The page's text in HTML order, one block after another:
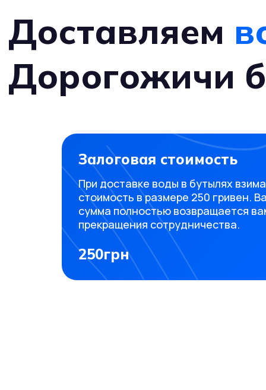
Доставляем
Дорогожичи
Залоговая стоимость
При доставке воды в бутылях
стоимость в размере 250 гривен.
сумма полностью возвращается
прекращения сотрудничества.
250грн